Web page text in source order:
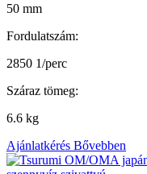
50 mm
Fordulatszám:
2850 1/perc
Száraz tömeg:
6.6 kg
Ajánlatkérés Bővebben